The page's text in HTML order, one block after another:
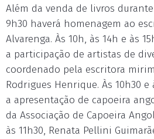
Além da venda de livros
9h30 haverá homenagem ao
Alvarenga. Às 10h, às 14h e às
a participação de artistas de
coordenado pela escritora
Rodrigues Henrique. Às 10h30 e
a apresentação de capoeira
da Associação de Capoeira
às 11h30, Renata Pellini